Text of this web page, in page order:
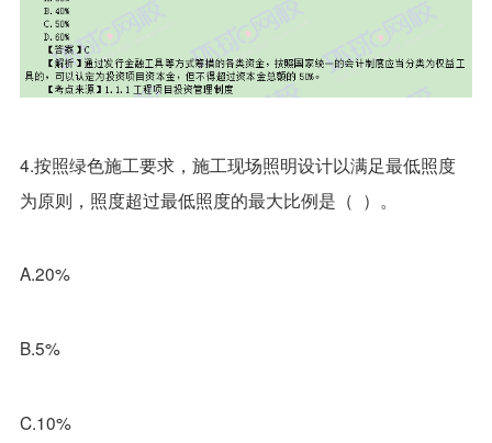
4.按照绿色施工要求，施工现场照明设计以满足最低照度
为原则，照度超过最低照度的最大比例是（ ）。
A.20%
B.5%
C.10%